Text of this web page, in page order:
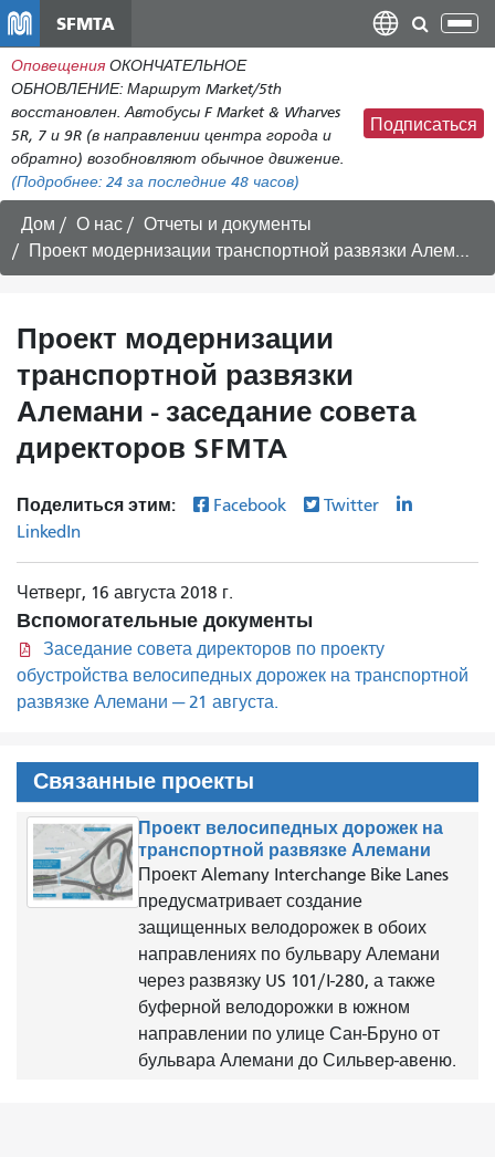
содержанию
SFMTA
Оповещения ОКОНЧАТЕЛЬНОЕ
ОБНОВЛЕНИЕ: Маршрут Market/5th
восстановлен. Автобусы F Market & Wharves
5R, 7 и 9R (в направлении центра города и
обратно) возобновляют обычное движение.
(Подробнее: 24 за последние 48 часов)
Подписаться
Дом О нас
Отчеты и документы
Проект модернизации транспортной развязки Алемани - заседание совета директоров SFMTA
Проект модернизации
транспортной развязки
Алемани - заседание совета
директоров SFMTA
Поделиться этим: Facebook
Twitter
LinkedIn
Четверг, 16 августа 2018 г.
Вспомогательные документы
Заседание совета директоров по проекту
обустройства велосипедных дорожек на транспортной
развязке Алемани — 21 августа.
Связанные проекты
Проект велосипедных дорожек на
транспортной развязке Алемани
Проект Alemany Interchange Bike Lanes
предусматривает создание
защищенных велодорожек в обоих
направлениях по бульвару Алемани
через развязку US 101/I-280, а также
буферной велодорожки в южном
направлении по улице Сан-Бруно от
бульвара Алемани до Сильвер-авеню.